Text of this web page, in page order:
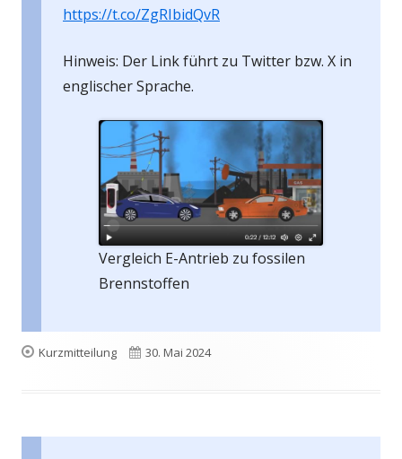
https://t.co/ZgRIbidQvR
Hinweis: Der Link führt zu Twitter bzw. X in
englischer Sprache.
Vergleich E-Antrieb zu fossilen
Brennstoffen
Format
Kurzmitteilung
Veröffentlicht
30. Mai 2024